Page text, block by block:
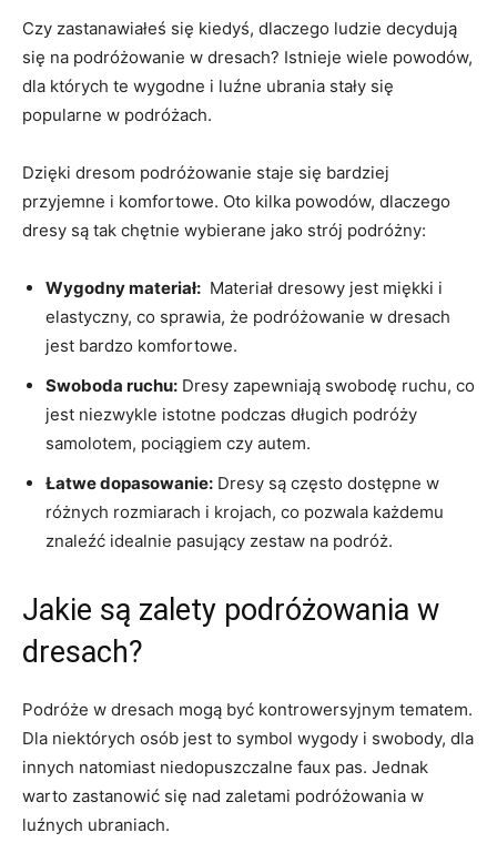
Czy zastanawiałeś się kiedyś, dlaczego ludzie decydują
się na ⁣podróżowanie ​w dresach? Istnieje wiele⁣ powodów,
dla których te wygodne i luźne ubrania stały​ się
popularne⁣ w⁢ podróżach.
Dzięki dresom ‌podróżowanie staje się bardziej‍
przyjemne i komfortowe. Oto kilka ​powodów, dlaczego
dresy ⁤są‌ tak chętnie wybierane⁢ jako ⁢strój podróżny:
Wygodny materiał: ‌ Materiał​ dresowy jest miękki​ i ​
elastyczny, co sprawia,‌ że podróżowanie w​ dresach
⁢jest⁢ bardzo komfortowe.
Swoboda ⁣ruchu: Dresy‍ zapewniają ⁤swobodę ruchu, co
jest ⁤niezwykle ⁤istotne podczas długich podróży
‍samolotem, pociągiem czy ‌autem.
Łatwe ​dopasowanie: ‍Dresy są często dostępne‍ w
różnych rozmiarach i krojach,⁣ co pozwala każdemu⁣
znaleźć idealnie pasujący zestaw na⁢ podróż.
Jakie są zalety podróżowania w
dresach?
Podróże w dresach​ mogą być ‌kontrowersyjnym tematem.
Dla niektórych ‌osób jest to symbol wygody i ​swobody, dla
innych‍ natomiast niedopuszczalne ⁢faux pas. Jednak⁢
warto zastanowić się nad zaletami podróżowania ‍w
luźnych ubraniach.